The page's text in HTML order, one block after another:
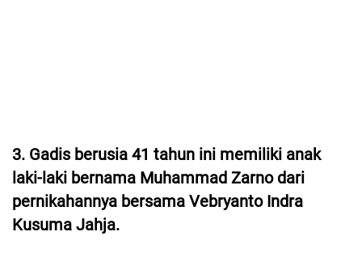
3. Gadis berusia 41 tahun ini memiliki anak
laki-laki bernama Muhammad Zarno dari
pernikahannya bersama Vebryanto Indra
Kusuma Jahja.